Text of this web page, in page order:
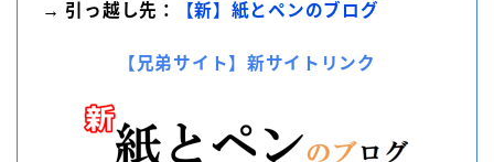
→ 引っ越し先：
【新】紙とペンのブログ
【兄弟サイト】新サイトリンク